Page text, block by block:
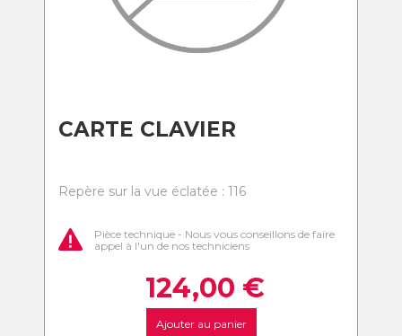
CARTE CLAVIER
Repère sur la vue éclatée : 116
Pièce technique - Nous vous conseillons de faire
appel à l'un de nos techniciens
124,00 €
Ajouter au panier